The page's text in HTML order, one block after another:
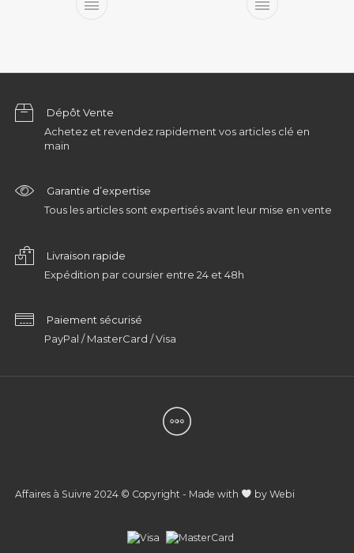
Dépôt Vente
Achetez et revendez rapidement vos articles clé en
main
Garantie d’expertise
Tous les articles sont expertisés avant leur mise en vente
Livraison rapide
Expédition par coursier entre 24 et 48h
Paiement sécurisé
PayPal / MasterCard / Visa
Affaires à Suivre 2024 © Copyright - Made with by Webi